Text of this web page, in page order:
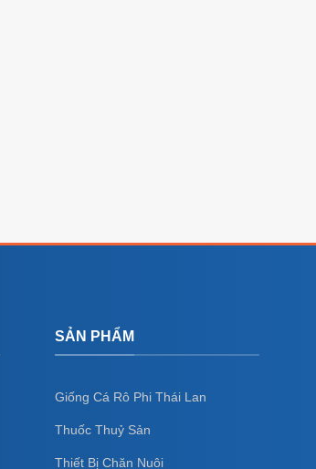
SẢN PHẨM
Giống Cá Rô Phi Thái Lan
Thuốc Thuỷ Sản
Thiết Bị Chăn Nuôi